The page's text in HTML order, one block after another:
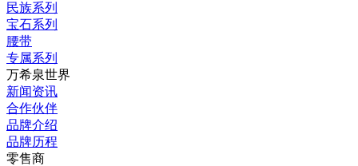
民族系列
宝石系列
腰带
专属系列
万希泉世界
新闻资讯
合作伙伴
品牌介绍
品牌历程
零售商